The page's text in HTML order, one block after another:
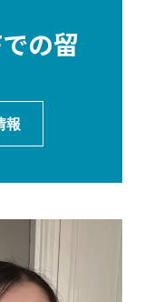
の留
報